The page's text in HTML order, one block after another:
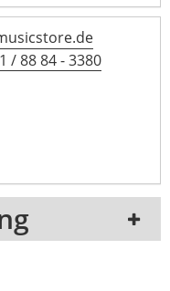
/ 88 84 - 3380